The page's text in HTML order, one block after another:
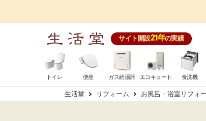
サイト開設21年の実績
トイレ 便座 ガス給湯器 エコキュート 食洗機
生活堂 リフォーム お風呂・浴室リフォ